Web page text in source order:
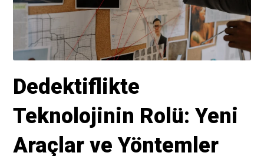
Dedektiflikte
Teknolojinin Rolü: Yeni
Araçlar ve Yöntemler